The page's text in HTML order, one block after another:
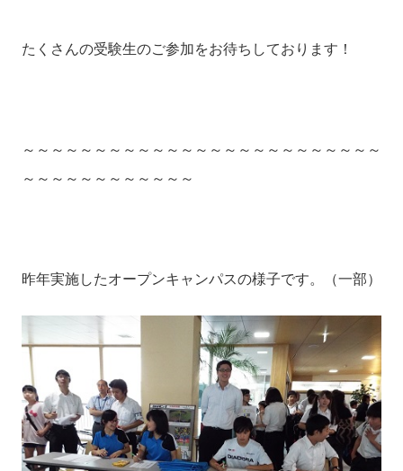
たくさんの受験生のご参加をお待ちしております！
～～～～～～～～～～～～～～～～～～～～～～～～～
～～～～～～～～～～～～
昨年実施したオープンキャンパスの様子です。（一部）